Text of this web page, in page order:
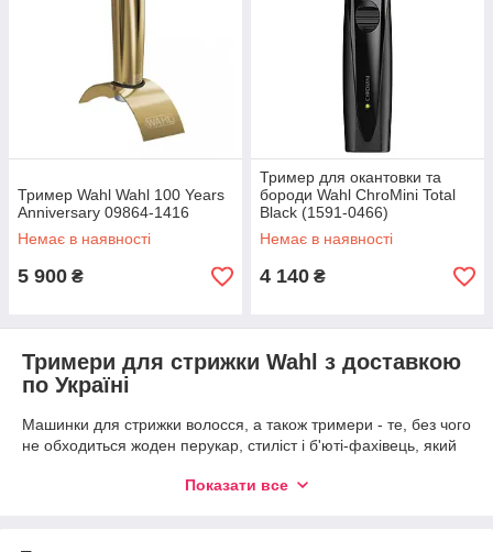
Тример Wahl Wahl 100 Years
Anniversary 09864-1416
Немає в наявності
5 900 ₴
Тример для окантовки та
бороди Wahl ChroMini Total
Black (1591-0466)
Немає в наявності
4 140 ₴
Тримери для стрижки Wahl з доставкою
по Україні
Машинки для стрижки волосся, а також тримери - те, без чого
не обходиться жоден перукар, стиліст і б'юті-фахівець, який
популярністю і любов'ю майстрів користуються тримери
Показати все